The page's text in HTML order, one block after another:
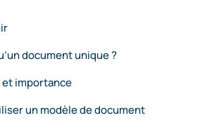
document unique ?
importance
un modèle de document